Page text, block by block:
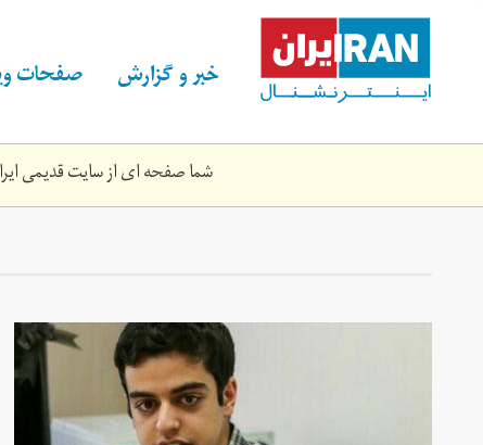
content خبر و گزارش صفحات
شما صفحه ای از سایت قدیمی